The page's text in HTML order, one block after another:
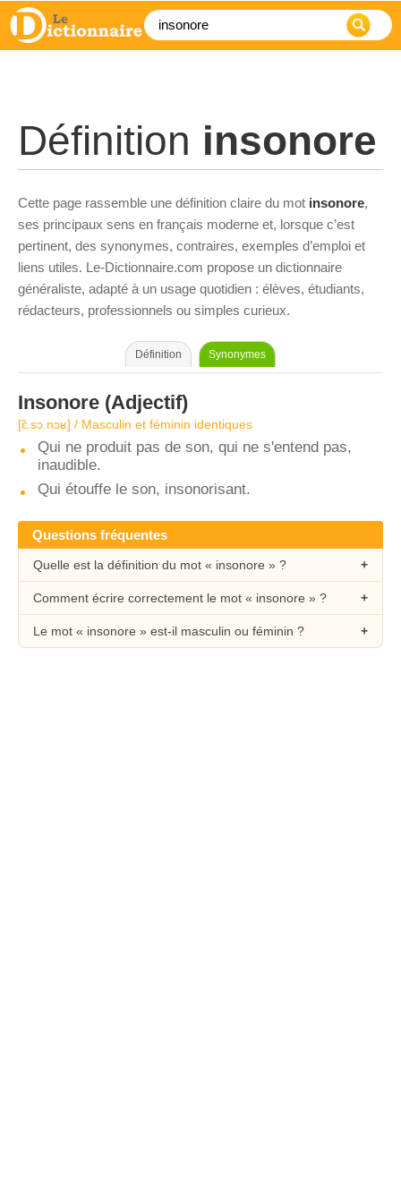
Définition insonore
Cette page rassemble une définition claire du mot insonore,
ses principaux sens en français moderne et, lorsque c’est
pertinent, des synonymes, contraires, exemples d’emploi et
liens utiles. Le-Dictionnaire.com propose un dictionnaire
généraliste, adapté à un usage quotidien : élèves, étudiants,
rédacteurs, professionnels ou simples curieux.
Définition Synonymes
Insonore (Adjectif)
[ɛ̃.sɔ.nɔʁ] / Masculin et féminin identiques
Qui ne produit pas de son, qui ne s'entend pas,
inaudible.
Qui étouffe le son, insonorisant.
Questions fréquentes
Quelle est la définition du mot « insonore » ?
Comment écrire correctement le mot « insonore » ?
Le mot « insonore » est-il masculin ou féminin ?